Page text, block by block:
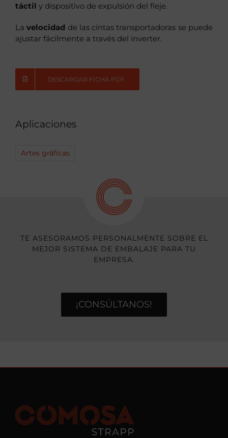
táctil y dispositivo de expulsión del fleje.
Lavelocidad de las cintas transportadoras se puede
ajustar fácilmente a través del inverter.
DESCARGAR FICHA PDF
Aplicaciones
Artes gráficas
TE ASESORAMOS PERSONALMENTE SOBRE EL
MEJOR SISTEMA DE EMBALAJE PARA TU
EMPRESA.
¡CONSÚLTANOS!